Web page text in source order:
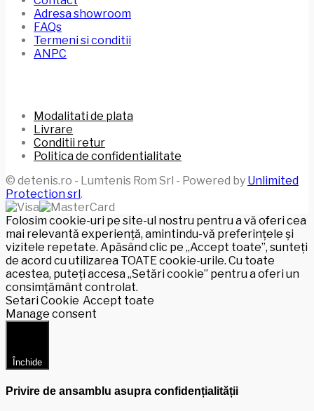
Adresa showroom
FAQs
Termeni si conditii
ANPC
Modalitati de plata
Livrare
Conditii retur
Politica de confidentialitate
© detenis.ro - Lumtenis Rom Srl - Powered by Unlimited
Protection srl .
Folosim cookie-uri pe site-ul nostru pentru a vă oferi cea
mai relevantă experiență, amintindu-vă preferințele și
vizitele repetate. Apăsând clic pe „Accept toate”, sunteți
de acord cu utilizarea TOATE cookie-urile. Cu toate
acestea, puteți accesa „Setări cookie” pentru a oferi un
consimțământ controlat.
Setari Cookie Accept toate
Manage consent
Închide
Privire de ansamblu asupra confidențialității